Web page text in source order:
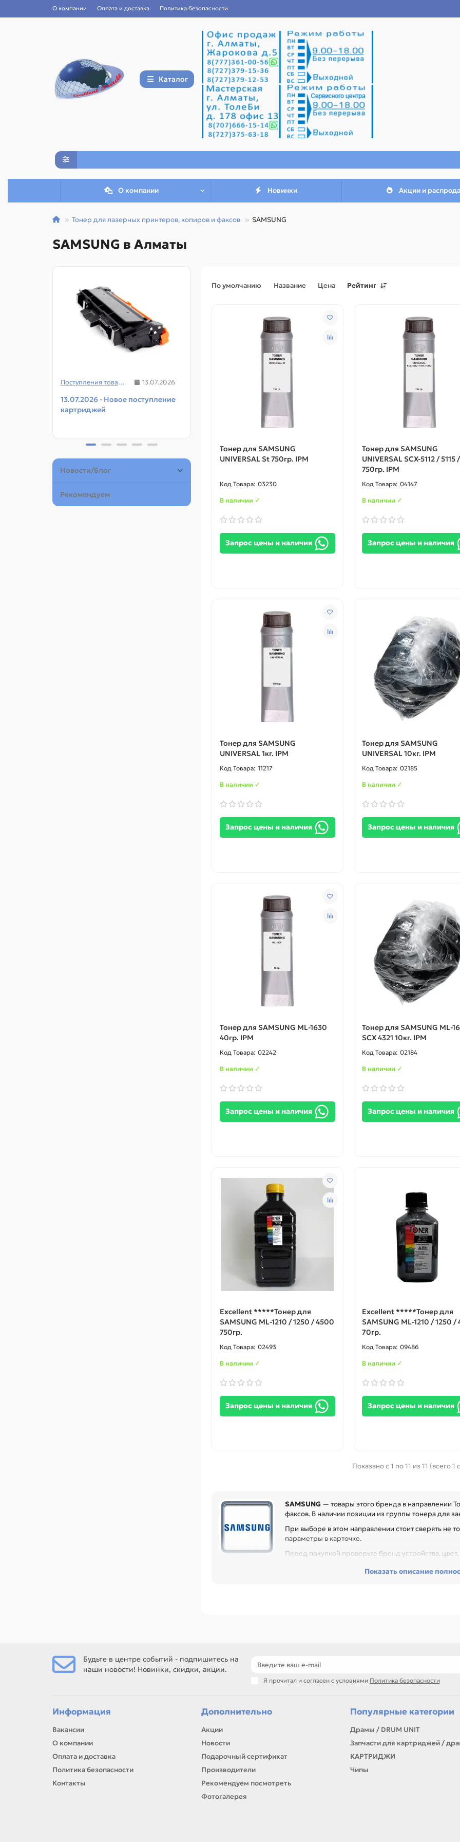
О компании Оплата и доставка Политика безопасности
Каталог
О компании Новинки Акции и
Тонер для лазерных принтеров, копиров и факсов SAMSUNG
SAMSUNG в Алматы
Поступления товаров 13.07.2026
13.07.2026 - Новое поступление
картриджей
08.07.2026 - Новое поступление
чипов для картриджей и
23.06.2026 - Новое
запчастей для картриджей
принтеров, картриджи
Новости/Блог
Рекомендуем
По умолчанию Название Цена Рейтинг
Тонер для SAMSUNG
UNIVERSAL St 750гр. IPM
03230
В наличии ✓
Запрос цены и наличия
Тонер для SAMSUNG
UNIVERSAL SCX-5112 / 5115
750гр. IPM
04147
В наличии ✓
Запрос цены и наличия
Тонер для SAMSUNG
UNIVERSAL 1кг. IPM
11217
В наличии ✓
Запрос цены и наличия
Тонер для SAMSUNG
UNIVERSAL 10кг. IPM
02185
В наличии ✓
Запрос цены и наличия
Тонер для SAMSUNG ML-1630
40гр. IPM
02242
В наличии ✓
Запрос цены и наличия
Тонер для SAMSUNG ML-
SCX 4321 10кг. IPM
02184
В наличии ✓
Запрос цены и наличия
Excellent *****Тонер для
SAMSUNG ML-1210 / 1250 / 4500
750гр.
02493
В наличии ✓
Запрос цены и наличия
Excellent *****Тонер для
SAMSUNG ML-1210 / 1250 /
70гр.
09486
В наличии ✓
Запрос цены и наличия
Показано с 1 по 11 из 11 (всего 1
SAMSUNG — товары этого бренда в направлении
факсов. В наличии позиции из группы тонера для
При выборе в этом направлении стоит сверять не
параметры в карточке.
Перед покупкой проверьте бренд устройства,
офиса, сервисного центра или техники с регулярной нагрузкой.
самовывоз и доставка по Алматы, отправка по Казахстану
Если параметры в карточке совпадают с вашей моделью или задачей,
Показать описание
Будьте в центре событий - подпишитесь на
наши новости! Новинки, скидки, акции.
Я прочитал и согласен с условиями Политика безопасности
Информация
Вакансии
О компании
Оплата и доставка
Политика безопасности
Контакты
Дополнительно
Акции
Новости
Подарочный сертификат
Производители
Рекомендуем посмотреть
Фотогалерея
Популярные категории
Драмы / DRUM UNIT
Запчасти для картриджей /
КАРТРИДЖИ
Чипы